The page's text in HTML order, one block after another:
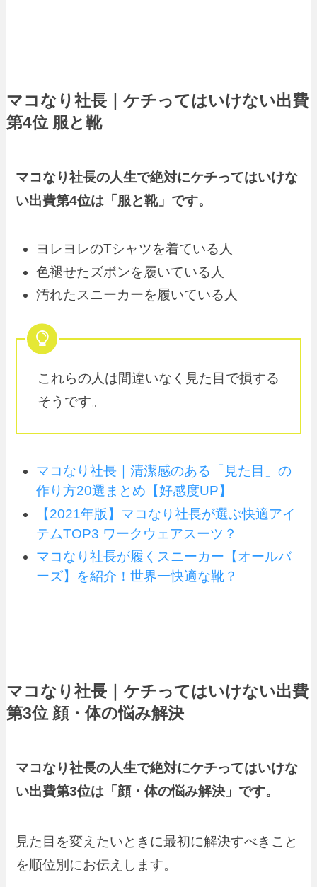
マコなり社長｜ケチってはいけない出費
第4位 服と靴
マコなり社長の人生で絶対にケチってはいけな
い出費第4位は「服と靴」です。
ヨレヨレのTシャツを着ている人
色褪せたズボンを履いている人
汚れたスニーカーを履いている人
これらの人は間違いなく見た目で損する
そうです。
マコなり社長｜清潔感のある「見た目」の
作り方20選まとめ【好感度UP】
【2021年版】マコなり社長が選ぶ快適アイ
テムTOP3 ワークウェアスーツ？
マコなり社長が履くスニーカー【オールバ
ーズ】を紹介！世界一快適な靴？
マコなり社長｜ケチってはいけない出費
第3位 顔・体の悩み解決
マコなり社長の人生で絶対にケチってはいけな
い出費第3位は「顔・体の悩み解決」です。
見た目を変えたいときに最初に解決すべきこと
を順位別にお伝えします。